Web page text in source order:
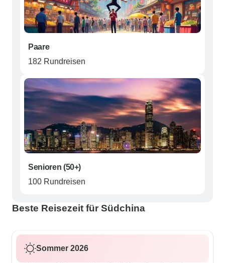
Paare
182 Rundreisen
Senioren (50+)
100 Rundreisen
Beste Reisezeit für Südchina
Sommer 2026